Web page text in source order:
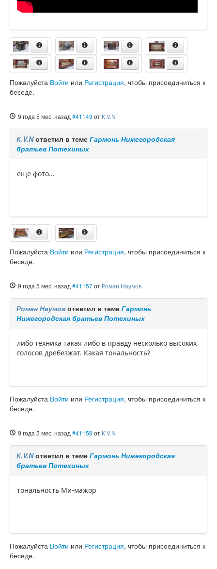
Пожалуйста Войти или Регистрация, чтобы присоединиться к
беседе.
9 года 5 мес. назад #41149 от К.V.N
К.V.Nответил в теме Гармонь Нижегородская
братьев Потехиных
еще фото...
Пожалуйста Войти или Регистрация, чтобы присоединиться к
беседе.
9 года 5 мес. назад #41157от Роман Наумов
Роман Наумов ответил в теме Гармонь
Нижегородская братьев Потехиных
либо техника такая либо в правду несколько высоких
голосов дребезжат. Какая тональность?
Пожалуйста Войти или Регистрация, чтобы присоединиться к
беседе.
9 года 5 мес. назад #41158 от К.V.N
К.V.Nответил в теме Гармонь Нижегородская
братьев Потехиных
тональность Ми-мажор
Пожалуйста Войти или Регистрация, чтобы присоединиться к
беседе.